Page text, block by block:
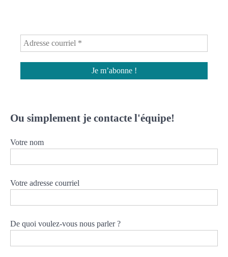
Ou simplement je contacte l'équipe!
Votre nom
Votre adresse courriel
De quoi voulez-vous nous parler ?